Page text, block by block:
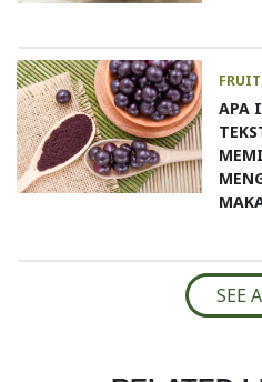
APA
SEE